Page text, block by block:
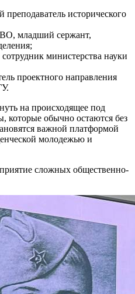
преподаватель исторического
младший сержант,
сотрудник министерства науки
проектного направления
на происходящее под
которые обычно остаются без
важной платформой
молодежью и
сложных общественно-